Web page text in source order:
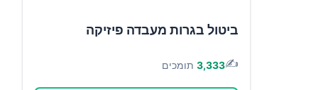
ביטול בגרות מעבדה פיזיקה
✍️
3,333 תומכים